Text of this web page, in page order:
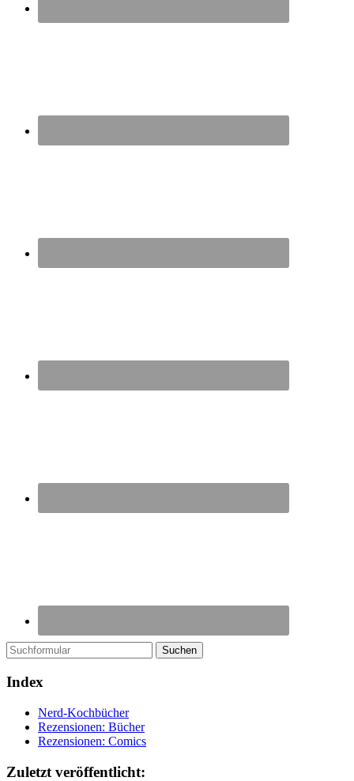
Suchen
Index
Nerd-Kochbücher
Rezensionen: Bücher
Rezensionen: Comics
Zuletzt veröffentlicht: